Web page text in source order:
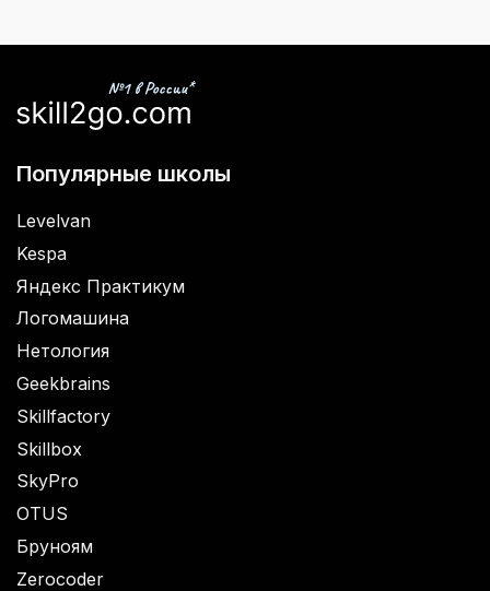
Популярные школы
Levelvan
Kespa
Яндекс Практикум
Логомашина
Нетология
Geekbrains
Skillfactory
Skillbox
SkyPro
OTUS
Бруноям
Zerocoder